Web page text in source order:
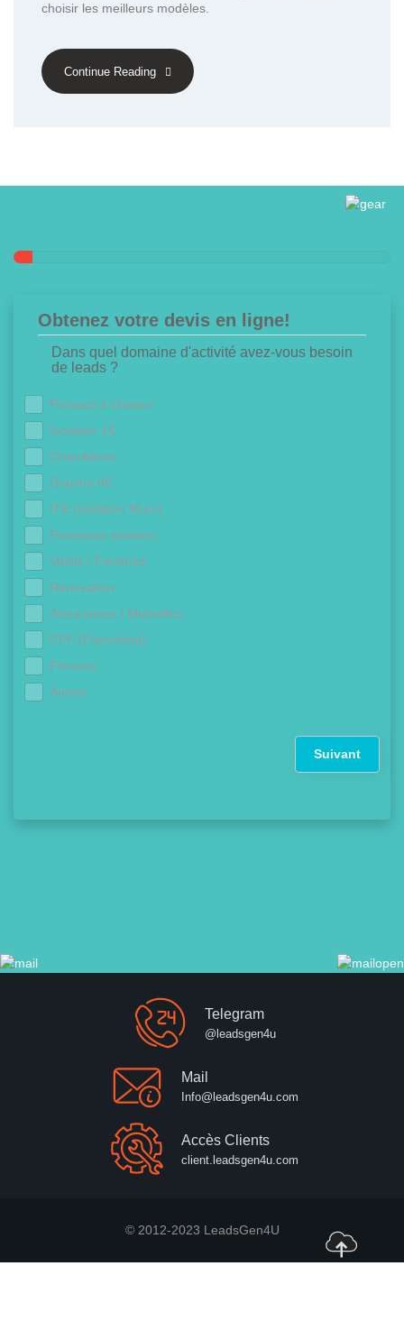
choisir les meilleurs modèles.
Continue Reading
Obtenez votre devis en ligne!
Dans quel domaine d'activité avez-vous besoin
de leads ?
Pompes à chaleur
Isolation 1€
Chaudières
Douche 0€
ITE (Isolation Murs)
Panneaux solaires
Volets / Fenêtres
Rénovation
Assurances / Mutuelles
CPF (Formation)
Finance
Autres
Suivant
Telegram
@leadsgen4u
Mail
Info@leadsgen4u.com
Accès Clients
client.leadsgen4u.com
© 2012-2023 LeadsGen4U